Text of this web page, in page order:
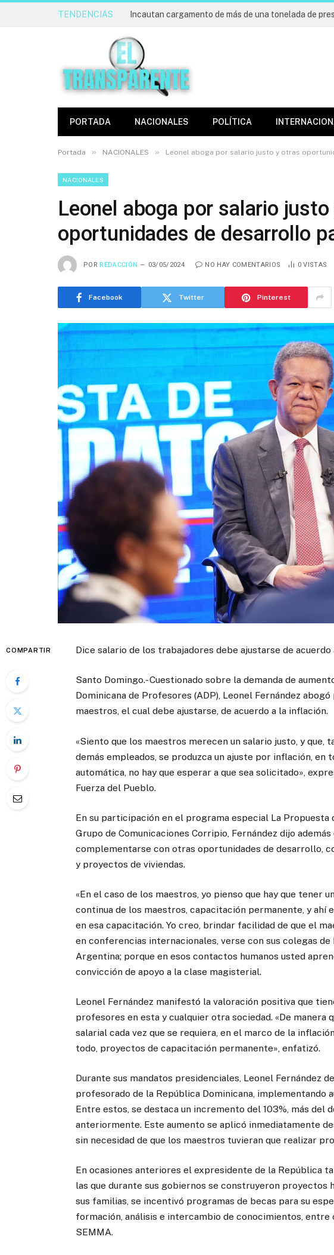
TENDENCIAS
PORTADA NACIONALES POLÍTICA
Portada » NACIONALES » Leonel aboga por salario justo y otras
NACIONALES
Leonel aboga por salario
oportunidades de desarrollo
POR REDACCIÓN 03/05/2024 NO HAY COMENTARIOS 0VISTAS
Facebook Twitter Pinterest
COMPARTIR Dice salario de los trabajadores debe ajustarse de
Santo Domingo.- Cuestionado sobre la demanda de
Dominicana de Profesores (ADP), Leonel Fernández
maestros, el cual debe ajustarse, de acuerdo a la inflación.
«Siento que los maestros merecen un salario justo, y que,
demás empleados, se produzca un ajuste por inflación, en
automática, no hay que esperar a que sea solicitado»,
Fuerza del Pueblo.
En su participación en el programa especial La Propuesta
Grupo de Comunicaciones Corripio, Fernández dijo
complementarse con otras oportunidades de desarrollo,
y proyectos de viviendas.
«En el caso de los maestros, yo pienso que hay que tener
continua de los maestros, capacitación permanente, y ahí
en esa capacitación. Yo creo, brindar facilidad de que el
en conferencias internacionales, verse con sus colegas de
Argentina; porque en esos contactos humanos usted
convicción de apoyo a la clase magisterial.
Leonel Fernández manifestó la valoración positiva que
profesores en esta y cualquier otra sociedad. «De manera
salarial cada vez que se requiera, en el marco de la
todo, proyectos de capacitación permanente», enfatizó.
Durante sus mandatos presidenciales, Leonel Fernández
profesorado de la República Dominicana, implementando
Entre estos, se destaca un incremento del 103%, más del
anteriormente. Este aumento se aplicó inmediatamente
sin necesidad de que los maestros tuvieran que realizar
En ocasiones anteriores el expresidente de la República
las que durante sus gobiernos se construyeron proyectos
sus familias, se incentivó programas de becas para su
formación, análisis e intercambio de conocimientos,
SEMMA.